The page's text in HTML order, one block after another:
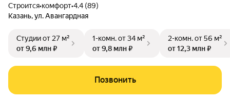
Строится•комфорт•4.4 (89)
Казань,ул. Авангардная
Студииот 27 м²
от 9,6 млн ₽
1-комн.от 34 м²
от 9,8 млн ₽
2-комн.от 56 м²
от 12,3 млн ₽
Позвонить